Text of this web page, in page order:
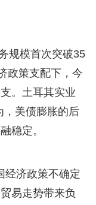
规模首次突破35
政策支配下，今
。土耳其实业
，美债膨胀的后
稳定。
经济政策不确定
易走势带来负